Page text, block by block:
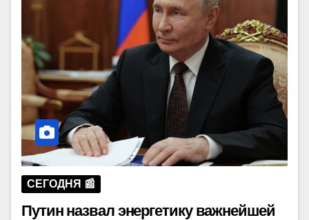
СЕГОДНЯ 📰
Путин назвал энергетику важнейшей